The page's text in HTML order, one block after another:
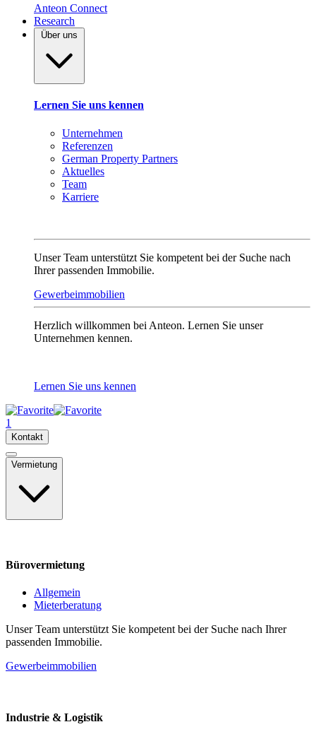
Anteon Connect
Research
Über uns
Lernen Sie uns kennen
Unternehmen
Referenzen
German Property Partners
Aktuelles
Team
Karriere
Unser Team unterstützt Sie kompetent bei der Suche nach
Ihrer passenden Immobilie.
Gewerbeimmobilien
Herzlich willkommen bei Anteon. Lernen Sie unser
Unternehmen kennen.
Lernen Sie uns kennen
1
Kontakt
Vermietung
Bürovermietung
Allgemein
Mieterberatung
Unser Team unterstützt Sie kompetent bei der Suche nach Ihrer
passenden Immobilie.
Gewerbeimmobilien
Industrie & Logistik